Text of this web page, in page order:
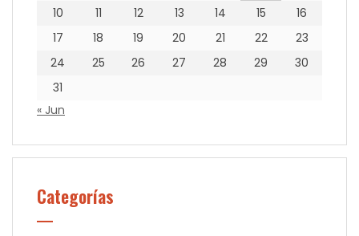
10
11 12 13 14 15
16
17
18 19 20 21 22
23
24
25 26 27 28 29
30
31
« Jun
Categorías